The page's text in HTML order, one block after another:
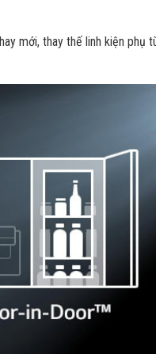
mới, thay thế linh kiện phụ